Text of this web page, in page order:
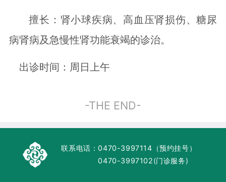
擅长：肾小球疾病、高血压肾损伤、糖尿
病肾病及急慢性肾功能衰竭的诊治。
出诊时间：周日上午
-THE END-
联系电话：0470-3997114（预约挂号）
0470-3997102(门诊服务)